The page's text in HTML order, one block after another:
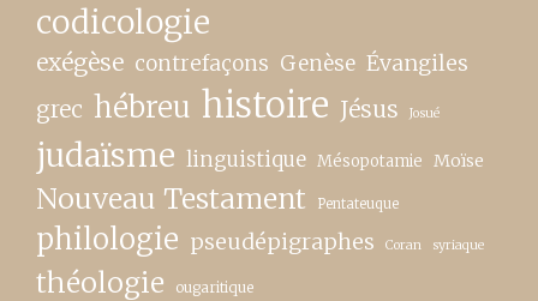
codicologie
exégèse contrefaçons Genèse Évangiles
grec hébreu histoire Jésus Josué
judaïsme linguistique Mésopotamie Moïse
Nouveau Testament Pentateuque
philologie pseudépigraphes Coran syriaque
théologie ougaritique